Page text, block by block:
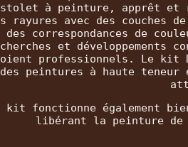
à peinture, apprêt et
rayures avec des couches
des correspondances de
et
professionnels. Le kit
des peintures à haute
kit fonctionne également
libérant la peinture